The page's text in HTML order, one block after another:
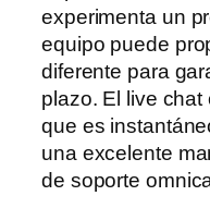
experimenta un
equipo puede
diferente para
plazo. El live
que es
una excelente
de soporte